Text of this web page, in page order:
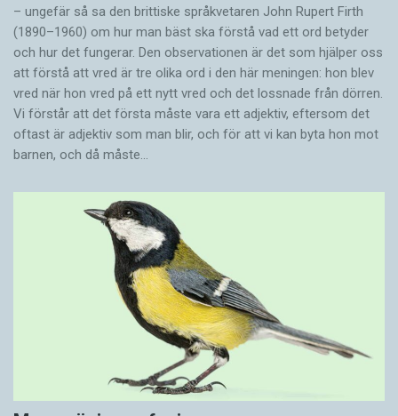
– ungefär så sa den brittiske språkvetaren John Rupert Firth
(1890–1960) om hur man bäst ska förstå vad ett ord betyder
och hur det fungerar. Den ­observationen är det som hjälper oss
att förstå att vred är tre olika ord i den här meningen: hon blev
vred när hon vred på ett nytt vred och det lossnade från dörren.
Vi förstår att det första måste vara ett adjektiv, eftersom det
oftast är adjektiv som man blir, och för att vi kan byta hon mot
barnen, och då måste…